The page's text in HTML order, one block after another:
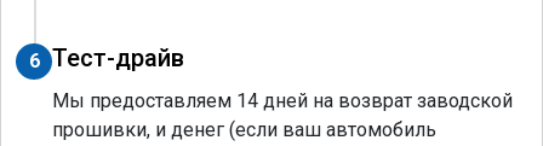
6 Тест-драйв
Мы предоставляем 14 дней на возврат заводской
прошивки, и денег (если ваш автомобиль